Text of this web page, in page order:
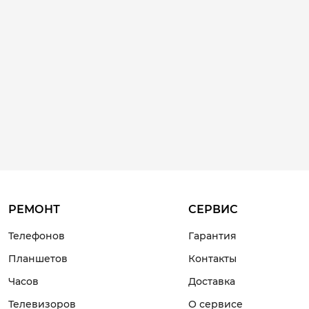
РЕМОНТ
Телефонов
Планшетов
Часов
Телевизоров
СЕРВИС
Гарантия
Контакты
Доставка
О сервисе